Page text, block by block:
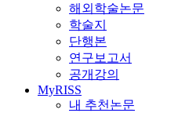
해외학술논문
학술지
단행본
연구보고서
공개강의
MyRISS
내 추천논문